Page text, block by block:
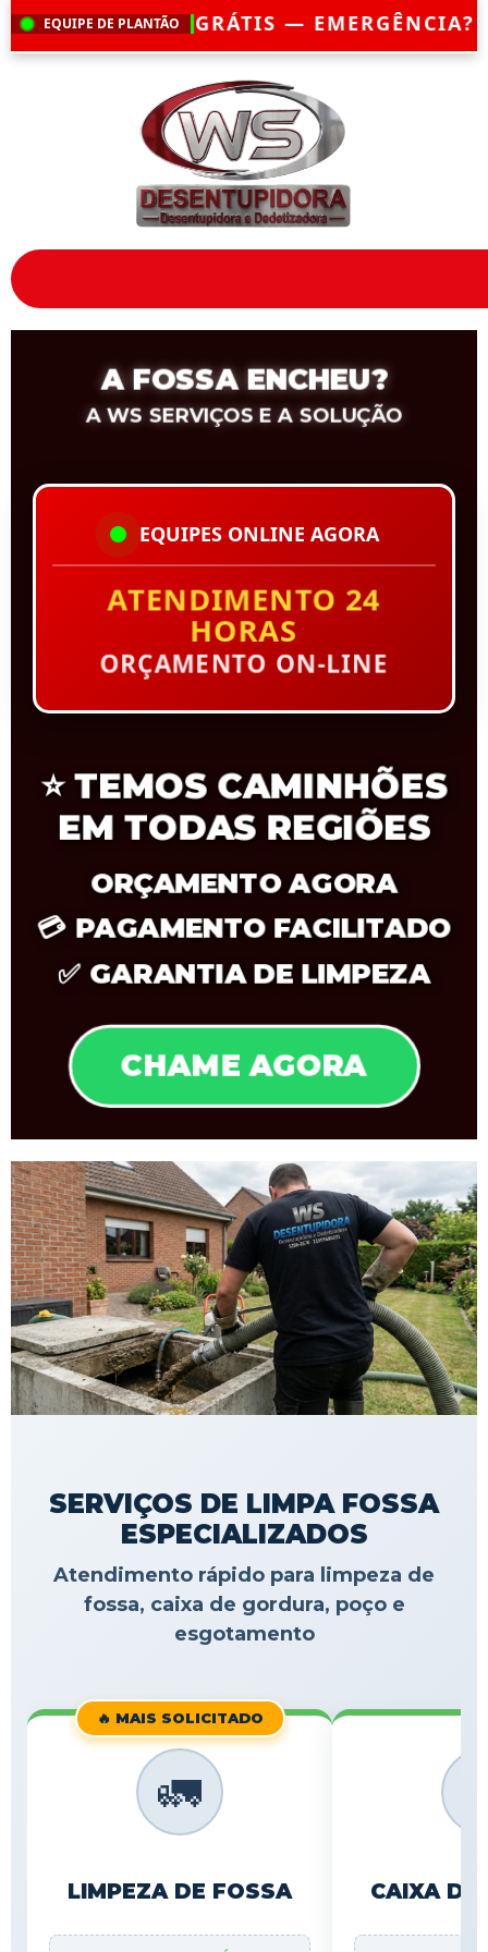
EQUIPE DE PLANTÃO
— EMERGÊNCIA?CHEGAMOS EM ATÉ 30
A FOSSA ENCHEU?
A WS SERVIÇOS E A SOLUÇÃO
EQUIPES ONLINE AGORA
ATENDIMENTO 24
HORAS
ORÇAMENTO ON-LINE
⭐ TEMOS CAMINHÕES
EM TODAS REGIÕES
ORÇAMENTO AGORA
💳 PAGAMENTO FACILITADO
✅ GARANTIA DE LIMPEZA
CHAME AGORA
SERVIÇOS DE LIMPA FOSSA
ESPECIALIZADOS
Atendimento rápido para limpeza de
fossa, caixa de gordura, poço e
esgotamento
🔥 MAIS SOLICITADO
🚛
LIMPEZA DE FOSSA CAIXA DE